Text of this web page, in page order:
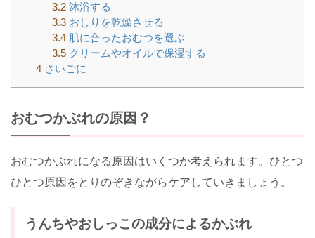
3.2沐浴する
3.3おしりを乾燥させる
3.4肌に合ったおむつを選ぶ
3.5クリームやオイルで保湿する
4 さいごに
おむつかぶれの原因？
おむつかぶれになる原因はいくつか考えられます。ひとつ
ひとつ原因をとりのぞきながらケアしていきましょう。
うんちやおしっこの成分によるかぶれ